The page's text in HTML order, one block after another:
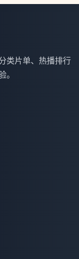
类片单、热播排行
。